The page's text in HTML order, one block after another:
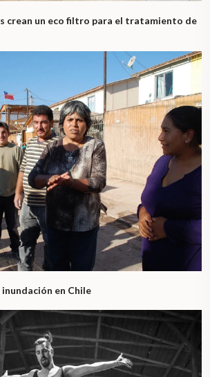
crean un eco filtro para el tratamiento de
en Chile